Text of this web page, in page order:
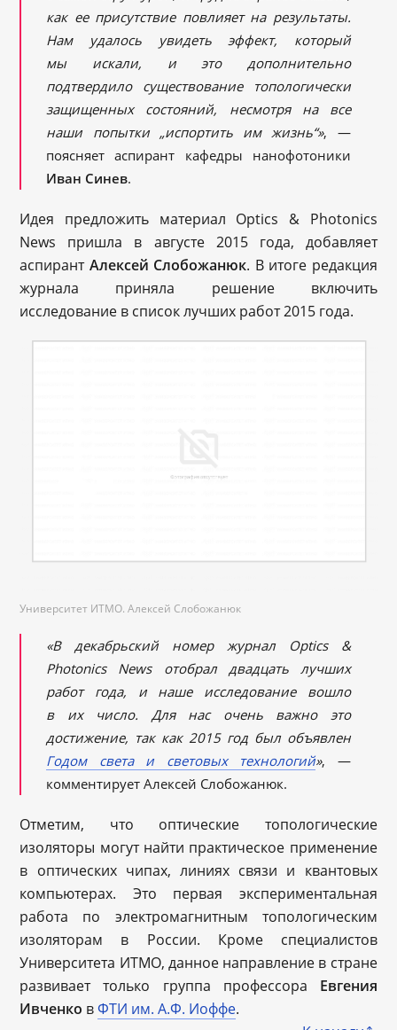
как ее присутствие повлияет на результаты.
Нам удалось увидеть эффект, который
мы искали, и это дополнительно
подтвердило существование топологически
защищенных состояний, несмотря на все
наши попытки „испортить им жизнь“», —
поясняет аспирант кафедры нанофотоники
Иван Синев.
Идея предложить материал Optics & Photonics
News пришла в августе 2015 года, добавляет
аспирант Алексей Слобожанюк. В итоге редакция
журнала приняла решение включить
исследование в список лучших работ 2015 года.
Университет ИТМО. Алексей Слобожанюк
«В декабрьский номер журнал Optics &
Photonics News отобрал двадцать лучших
работ года, и наше исследование вошло
в их число. Для нас очень важно это
достижение, так как 2015 год был объявлен
Годом света и световых технологий», —
комментирует Алексей Слобожанюк.
Отметим, что оптические топологические
изоляторы могут найти практическое применение
в оптических чипах, линиях связи и квантовых
компьютерах. Это первая экспериментальная
работа по электромагнитным топологическим
изоляторам в России. Кроме специалистов
Университета ИТМО, данное направление в стране
развивает только группа профессора Евгения
Ивченко вФТИ им. А.Ф. Иоффе.